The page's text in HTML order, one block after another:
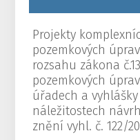
Projekty
pozemkových
rozsahu zákona
pozemkových
úřadech a vyhlášky
náležitostech
znění vyhl. č. 122/